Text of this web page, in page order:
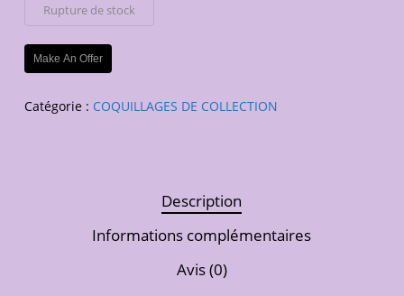
Rupture de stock
Make An Offer
Catégorie : COQUILLAGES DE COLLECTION
Description
Informations complémentaires
Avis (0)